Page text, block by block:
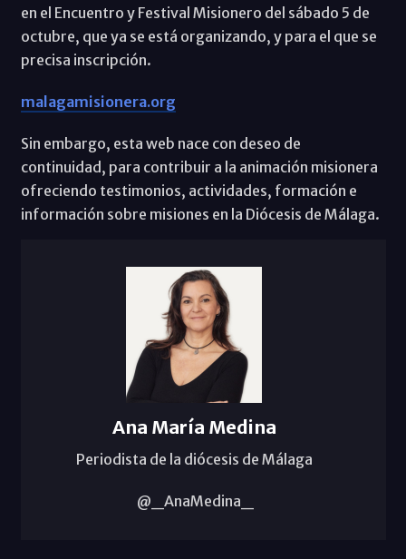
en el Encuentro y Festival Misionero del sábado 5 de
octubre, que ya se está organizando, y para el que se
precisa inscripción.
malagamisionera.org
Sin embargo, esta web nace con deseo de
continuidad, para contribuir a la animación misionera
ofreciendo testimonios, actividades, formación e
información sobre misiones en la Diócesis de Málaga.
Ana María Medina
Periodista de la diócesis de Málaga
@_AnaMedina_